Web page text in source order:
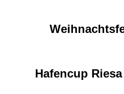
Hafencup Riesa